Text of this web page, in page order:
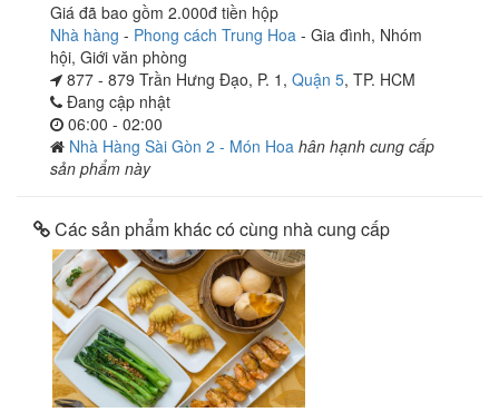
Giá đã bao gồm 2.000đ tiền hộp
Nhà hàng - Phong cách Trung Hoa - Gia đình, Nhóm
hội, Giới văn phòng
877 - 879 Trần Hưng Đạo, P. 1, Quận 5, TP. HCM
Đang cập nhật
06:00 - 02:00
Nhà Hàng Sài Gòn 2 - Món Hoa hân hạnh cung cấp
sản phẩm này
Các sản phẩm khác có cùng nhà cung cấp